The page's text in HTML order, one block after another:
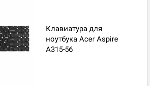
Клавиатура для
ноутбука Acer Aspire
A315-56